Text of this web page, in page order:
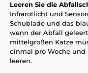
Leeren Sie die
Infrarotlicht und
Schublade und das
wenn der Abfall
mittelgroßen Katze
einmal pro Woche und
leeren.